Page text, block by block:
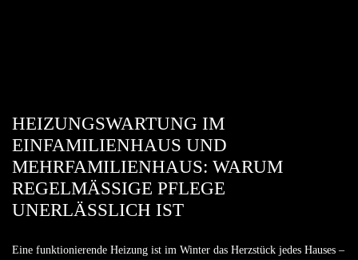
HEIZUNGSWARTUNG IM
EINFAMILIENHAUS UND
MEHRFAMILIENHAUS: WARUM
REGELMÄSSIGE PFLEGE U
NERLÄSSLICH IST
Eine funktionierende Heizung ist im Winter das Herzstück jedes Hauses –